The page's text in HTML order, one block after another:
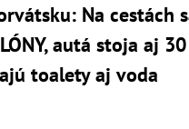
Na cestách
autá stoja aj
toalety aj voda